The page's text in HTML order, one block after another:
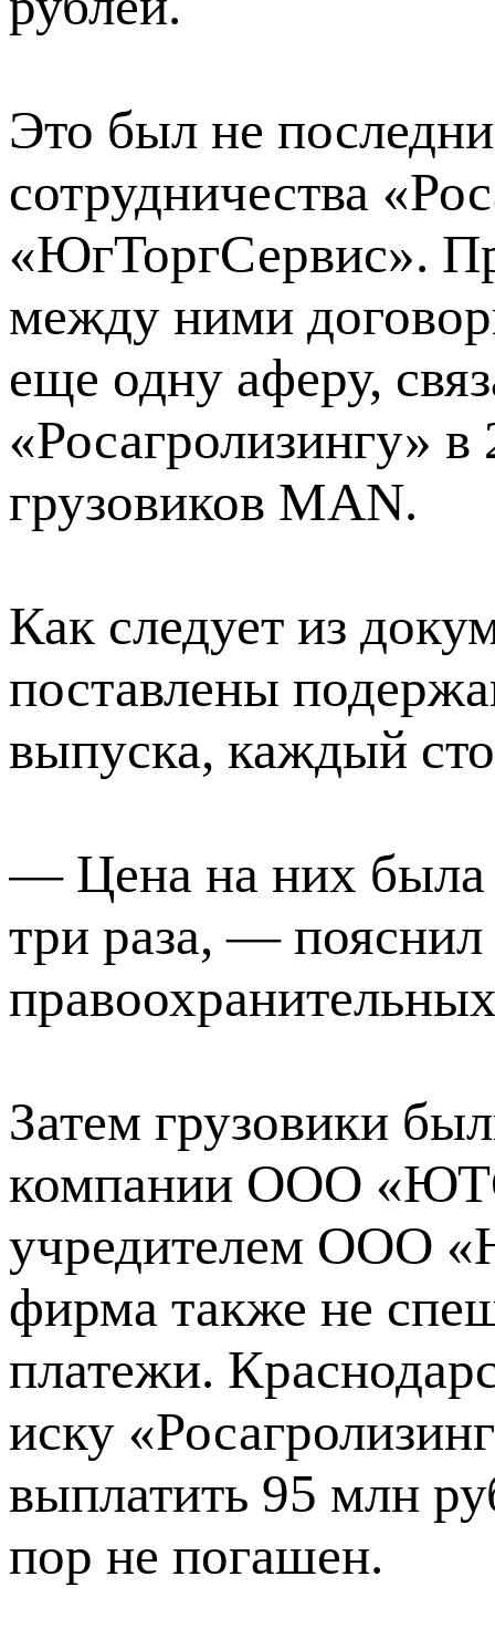
Это был не
сотрудничества
«ЮгТоргСервис».
между ними
еще одну аферу,
«Росагролизингу»
грузовиков MAN.
Как следует из
поставлены
выпуска, каждый
— Цена на них
три раза, —
Затем грузовики
компании ООО
учредителем ООО
фирма также не
платежи.
иску
выплатить 95 млн
пор не погашен.